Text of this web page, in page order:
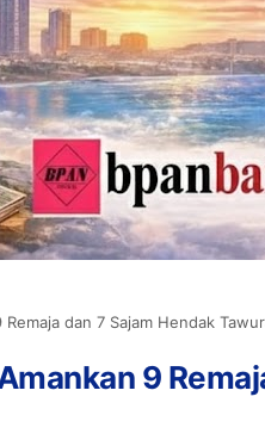
dan 7 Sajam Hendak
9